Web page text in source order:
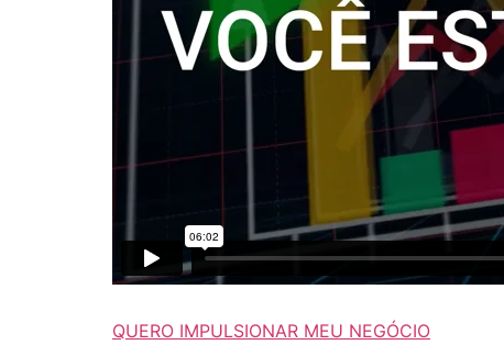
QUERO IMPULSIONAR MEU NEGÓCIO